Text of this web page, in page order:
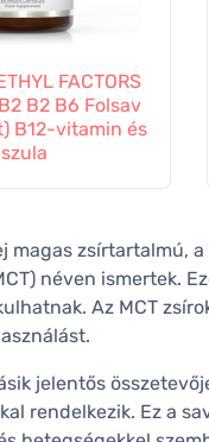
FACTORS
B2 B6 Folsav
B12-vitamin és
magas zsírtartalmú,
néven ismertek.
Az MCT
jelentős
rendelkezik. Ez a